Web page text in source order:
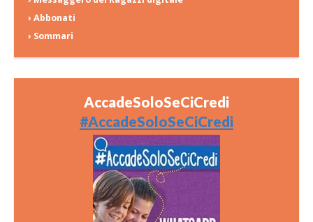
› Abbonati
› Sommari
AccadeSoloSeCiCredi
#AccadeSoloSeCiCredi